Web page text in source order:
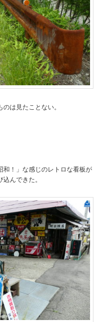
は見たことない。
！」な感じのレトロな看板が
んできた。